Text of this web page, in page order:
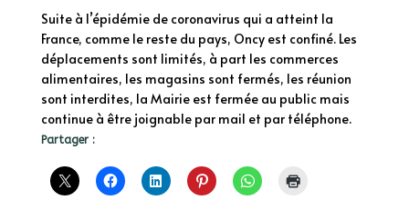
Suite à l’épidémie de coronavirus qui a atteint la
France, comme le reste du pays, Oncy est confiné. Les
déplacements sont limités, à part les commerces
alimentaires, les magasins sont fermés, les réunion
sont interdites, la Mairie est fermée au public mais
continue à être joignable par mail et par téléphone.
Partager :